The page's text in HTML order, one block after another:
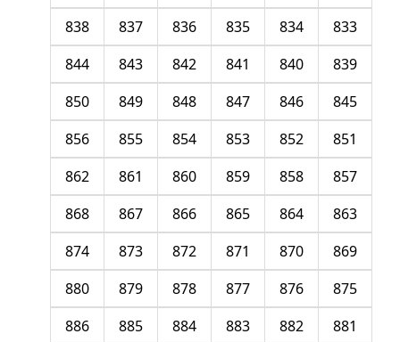
833
834
835
836
837
838
839
840
841
842
843
844
845
846
847
848
849
850
851
852
853
854
855
856
857
858
859
860
861
862
863
864
865
866
867
868
869
870
871
872
873
874
875
876
877
878
879
880
881
882
883
884
885
886